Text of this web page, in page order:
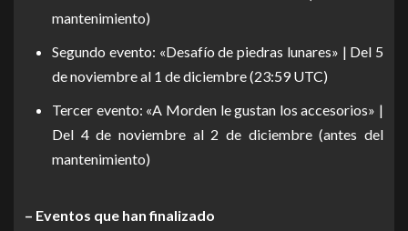
mantenimiento)
Segundo evento: «Desafío de piedras lunares» | Del 5
de noviembre al 1 de diciembre (23:59 UTC)
Tercer evento: «A Morden le gustan los accesorios» |
Del 4 de noviembre al 2 de diciembre (antes del
mantenimiento)
– Eventos que han finalizado